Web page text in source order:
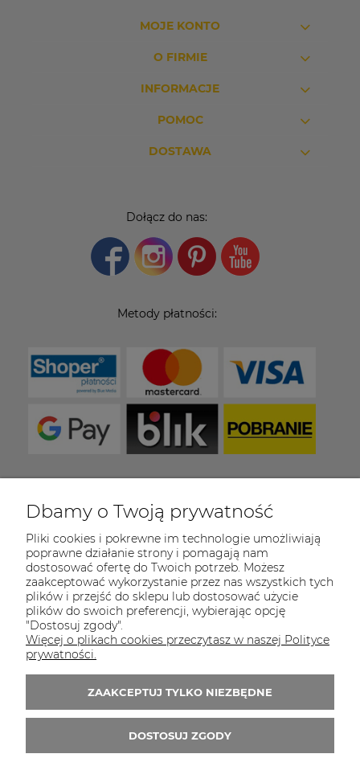
MOJE KONTO
O FIRMIE
INFORMACJE
POMOC
DOSTAWA
Dołącz do nas:
Metody płatności:
COULEUR CARAMEL
Zapraszamy do kontaktu od poniedziałku do
piątku w godzinach 8:00 - 16:00
Tel.:
512-985-884
E-mail:sklep@couleurcaramel.pl
Zapisz się do
Otrzymasz powiadomienia o promocjach i
nowościach...i odbierzesz kupon o wartości 10
zł na pierwsze zakupy!
Dbamy o Twoją prywatność
Pliki cookies i pokrewne im technologie umożliwiają
poprawne działanie strony i pomagają nam
dostosować ofertę do Twoich potrzeb. Możesz
zaakceptować wykorzystanie przez nas wszystkich tych
plików i przejść do sklepu lub dostosować użycie
plików do swoich preferencji, wybierając opcję
"Dostosuj zgody".
Więcej o plikach cookies przeczytasz w naszej Polityce
prywatności.
ZAAKCEPTUJ TYLKO NIEZBĘDNE
DOSTOSUJ ZGODY